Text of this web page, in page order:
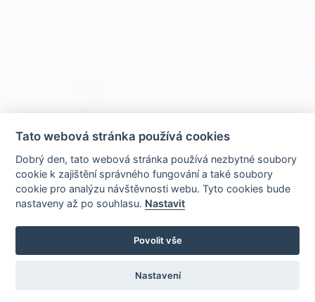
Tato webová stránka používá cookies
Dobrý den, tato webová stránka používá nezbytné soubory
cookie k zajištění správného fungování a také soubory
cookie pro analýzu návštěvnosti webu. Tyto cookies bude
nastaveny až po souhlasu. Nastavit
Povolit vše
Nastavení